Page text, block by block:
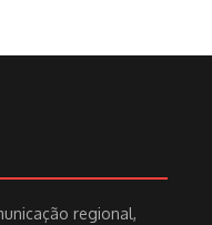
regional,